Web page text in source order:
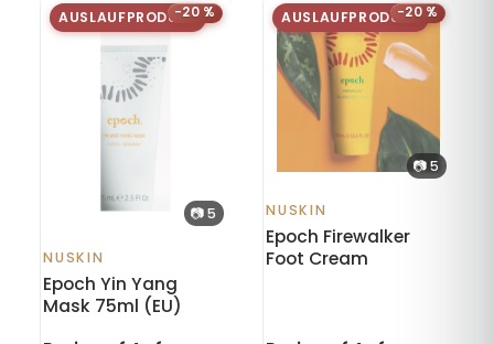
AUSLAUFPRODUKT
−20 %
📷 5
NUSKIN
Epoch Yin Yang
Mask 75ml (EU)
AUSLAUFPRODUKT
−20 %
📷 5
NUSKIN
Epoch Firewalker
Foot Cream